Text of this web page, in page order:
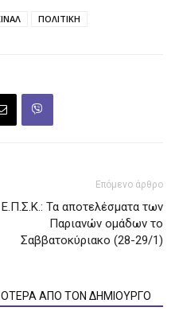
ΠΟΛΙΤΙΚΗ
Επόμενο άρθρο
Ε.Π.Σ.Κ.: Τα αποτελέσματα των
Παριανών ομάδων το
Σαββατοκύριακο (28-29/1)
ΑΠΟ ΤΟΝ ΔΗΜΙΟΥΡΓΟ